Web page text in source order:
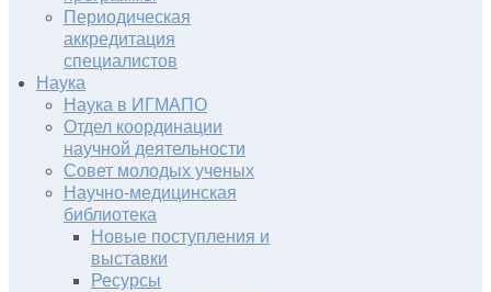
Периодическая
аккредитация
специалистов
Наука
Наука в ИГМАПО
Отдел координации
научной деятельности
Совет молодых ученых
Научно-медицинская
библиотека
Новые поступления и
выставки
Ресурсы